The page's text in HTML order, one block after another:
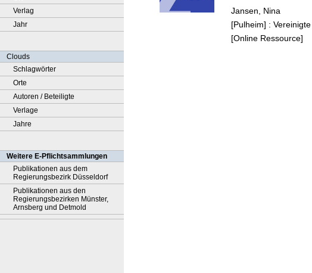
Verlag
Jahr
Clouds
Schlagwörter
Orte
Autoren / Beteiligte
Verlage
Jahre
Weitere E-Pflichtsammlungen
Publikationen aus dem
Regierungsbezirk Düsseldorf
Publikationen aus den
Regierungsbezirken Münster,
Arnsberg und Detmold
mehrentheils die
Töchter
betreffend" - ein
Jansen, Nina
[Pulheim] :
[Online Ressource]